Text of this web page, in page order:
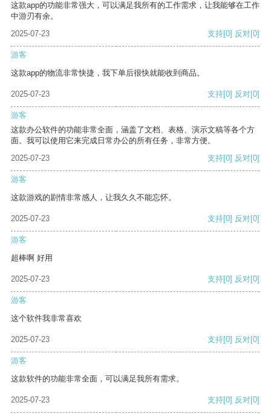
这款app的功能非常强大，可以满足我所有的工作需求，让我能够在工作
中游刃有余。
2025-07-23
支持[0] 反对[0]
游客
这款app的物流非常快捷，我下单后很快就能收到商品。
2025-07-23 支持[0] 反对[0]
游客
这款办公软件的功能非常全面，涵盖了文档、表格、演示文稿等各个方
面。我可以使用它来完成日常办公的所有任务，非常方便。
2025-07-23
支持[0] 反对[0]
游客
这款游戏的剧情非常感人，让我久久不能忘怀。
2025-07-23 支持[0] 反对[0]
游客
超棒啊 好用
2025-07-23 支持[0] 反对[0]
游客
这个软件我非常喜欢
2025-07-23 支持[0] 反对[0]
游客
这款软件的功能非常全面，可以满足我所有需求。
2025-07-23 支持[0] 反对[0]